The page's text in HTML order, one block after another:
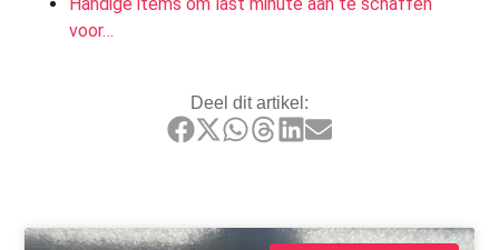
voor…
Deel dit artikel: